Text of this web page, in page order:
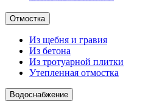
Отмостка
Из щебня и гравия
Из бетона
Из тротуарной плитки
Утепленная отмостка
Водоснабжение